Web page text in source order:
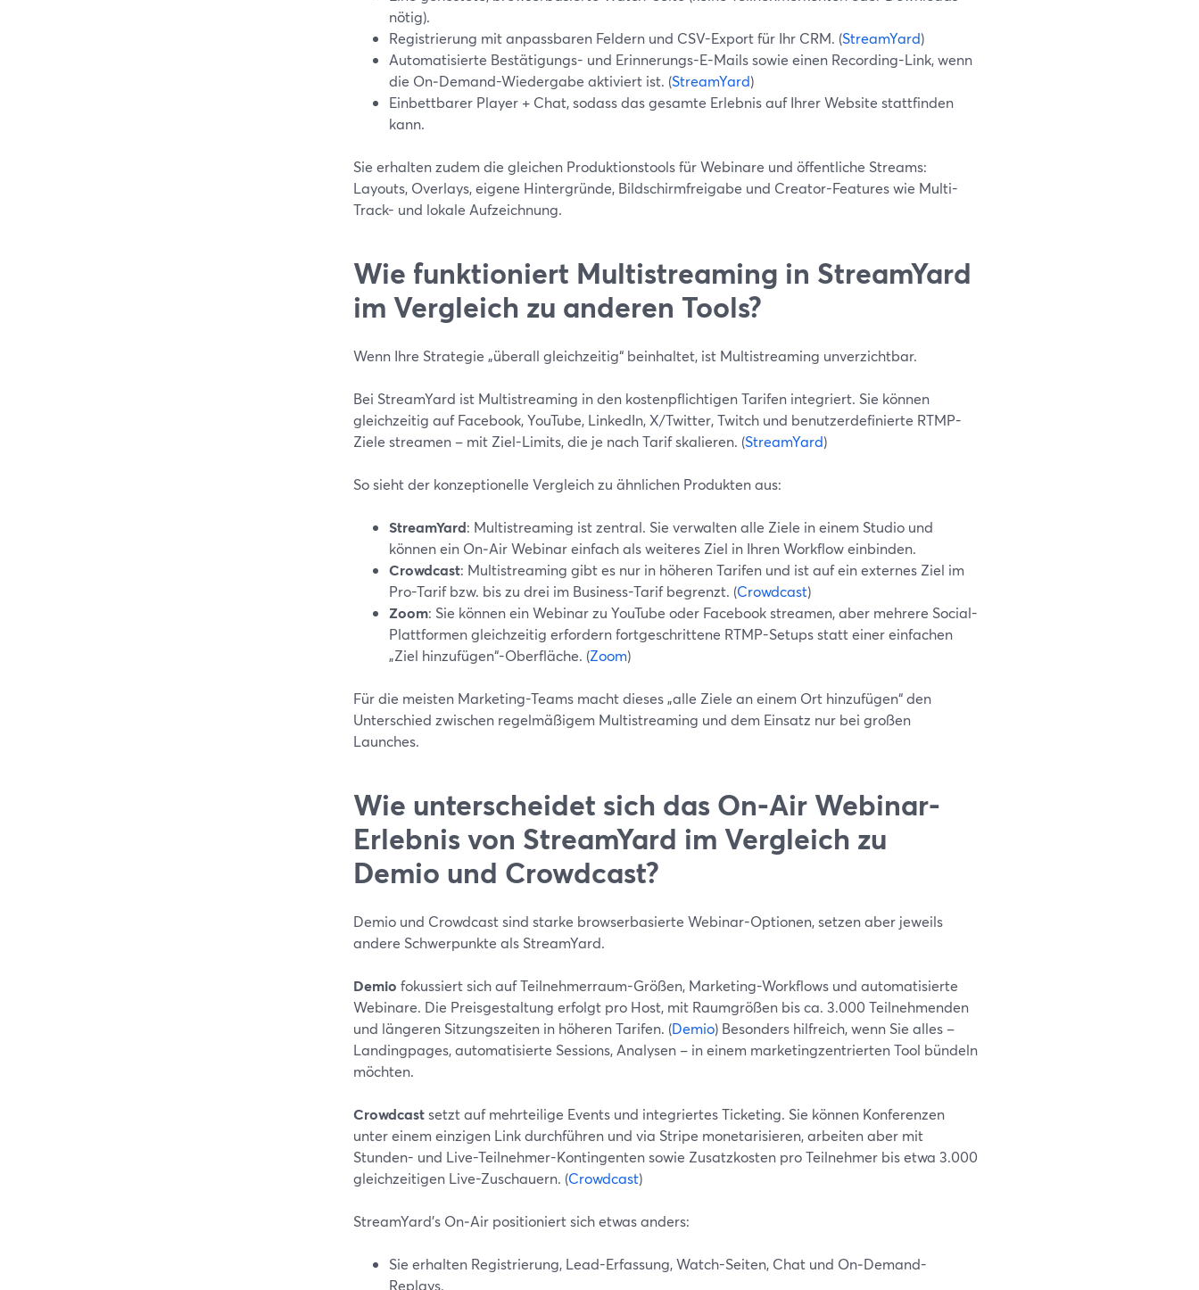
nötig).
Registrierung mit anpassbaren Feldern und CSV-Export für Ihr CRM. (StreamYard)
Automatisierte Bestätigungs- und Erinnerungs-E-Mails sowie einen Recording-Link, wenn
die On‑Demand-Wiedergabe aktiviert ist. (StreamYard)
Einbettbarer Player + Chat, sodass das gesamte Erlebnis auf Ihrer Website stattfinden
kann.
Sie erhalten zudem die gleichen Produktionstools für Webinare und öffentliche Streams:
Layouts, Overlays, eigene Hintergründe, Bildschirmfreigabe und Creator-Features wie Multi-
Track- und lokale Aufzeichnung.
Wie funktioniert Multistreaming in StreamYard
im Vergleich zu anderen Tools?
Wenn Ihre Strategie „überall gleichzeitig“ beinhaltet, ist Multistreaming unverzichtbar.
Bei StreamYard ist Multistreaming in den kostenpflichtigen Tarifen integriert. Sie können
gleichzeitig auf Facebook, YouTube, LinkedIn, X/Twitter, Twitch und benutzerdefinierte RTMP-
Ziele streamen – mit Ziel-Limits, die je nach Tarif skalieren. (StreamYard)
So sieht der konzeptionelle Vergleich zu ähnlichen Produkten aus:
StreamYard: Multistreaming ist zentral. Sie verwalten alle Ziele in einem Studio und
können ein On‑Air Webinar einfach als weiteres Ziel in Ihren Workflow einbinden.
Crowdcast: Multistreaming gibt es nur in höheren Tarifen und ist auf ein externes Ziel im
Pro-Tarif bzw. bis zu drei im Business-Tarif begrenzt. (Crowdcast)
Zoom: Sie können ein Webinar zu YouTube oder Facebook streamen, aber mehrere Social-
Plattformen gleichzeitig erfordern fortgeschrittene RTMP-Setups statt einer einfachen
„Ziel hinzufügen“-Oberfläche. (Zoom)
Für die meisten Marketing-Teams macht dieses „alle Ziele an einem Ort hinzufügen“ den
Unterschied zwischen regelmäßigem Multistreaming und dem Einsatz nur bei großen
Launches.
Wie unterscheidet sich das On‑Air Webinar-
Erlebnis von StreamYard im Vergleich zu
Demio und Crowdcast?
Demio und Crowdcast sind starke browserbasierte Webinar-Optionen, setzen aber jeweils
andere Schwerpunkte als StreamYard.
Demio fokussiert sich auf Teilnehmerraum-Größen, Marketing-Workflows und automatisierte
Webinare. Die Preisgestaltung erfolgt pro Host, mit Raumgrößen bis ca. 3.000 Teilnehmenden
und längeren Sitzungszeiten in höheren Tarifen. (Demio) Besonders hilfreich, wenn Sie alles –
Landingpages, automatisierte Sessions, Analysen – in einem marketingzentrierten Tool bündeln
möchten.
Crowdcastsetzt auf mehrteilige Events und integriertes Ticketing. Sie können Konferenzen
unter einem einzigen Link durchführen und via Stripe monetarisieren, arbeiten aber mit
Stunden- und Live-Teilnehmer-Kontingenten sowie Zusatzkosten pro Teilnehmer bis etwa 3.000
gleichzeitigen Live-Zuschauern. (Crowdcast)
StreamYard’s On‑Air positioniert sich etwas anders:
Sie erhalten Registrierung, Lead-Erfassung, Watch-Seiten, Chat und On‑Demand-
Replays.